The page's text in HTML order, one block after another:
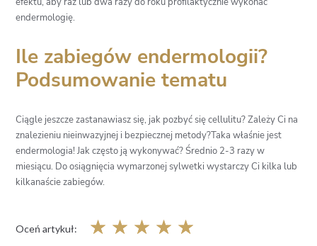
endermologię.
Ile zabiegów endermologii?
Podsumowanie tematu
Ciągle jeszcze zastanawiasz się, jak pozbyć się cellulitu? Zależy Ci na
znalezieniu nieinwazyjnej i bezpiecznej metody?Taka właśnie jest
endermologia! Jak często ją wykonywać? Średnio 2-3 razy w
miesiącu. Do osiągnięcia wymarzonej sylwetki wystarczy Ci kilka lub
kilkanaście zabiegów.
Oceń artykuł: ☆ ☆ ☆ ☆ ☆